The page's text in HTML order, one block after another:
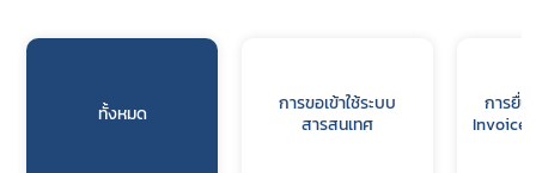
ทั้งหมด
การขอเข้าใช้ระบบ
สารสนเทศ
การยื่น
Invoice